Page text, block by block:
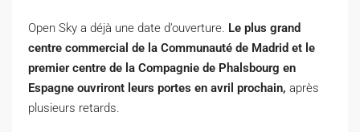
Open Sky a déjà une date d’ouverture. Le plus grand
centre commercial de la Communauté de Madrid et le
premier centre de la Compagnie de Phalsbourg en
Espagne ouvriront leurs portes en avril prochain, après
plusieurs retards.